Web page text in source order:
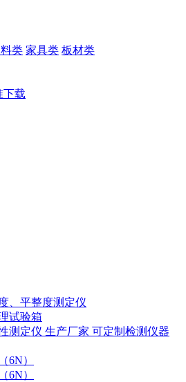
类 家具类 板材类
下载
、平整度测定仪
试验箱
测定仪 生产厂家 可定制检测仪器
6N）
6N）